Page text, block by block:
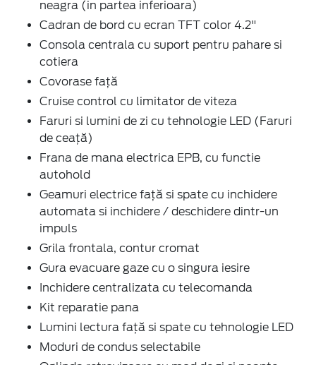
neagra (in partea inferioara)
Cadran de bord cu ecran TFT color 4.2"
Consola centrala cu suport pentru pahare si
cotiera
Covorase față
Cruise control cu limitator de viteza
Faruri si lumini de zi cu tehnologie LED (Faruri
de ceață)
Frana de mana electrica EPB, cu functie
autohold
Geamuri electrice față si spate cu inchidere
automata si inchidere / deschidere dintr-un
impuls
Grila frontala, contur cromat
Gura evacuare gaze cu o singura iesire
Inchidere centralizata cu telecomanda
Kit reparatie pana
Lumini lectura față si spate cu tehnologie LED
Moduri de condus selectabile